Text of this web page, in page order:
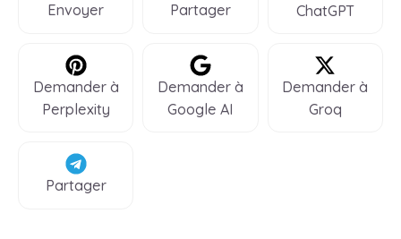
Envoyer Partager
ChatGPT
Demander à
Perplexity
Demander à
Google AI
Demander à
Groq
Partager